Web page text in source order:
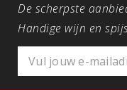
De scherpste
Handige wijn en